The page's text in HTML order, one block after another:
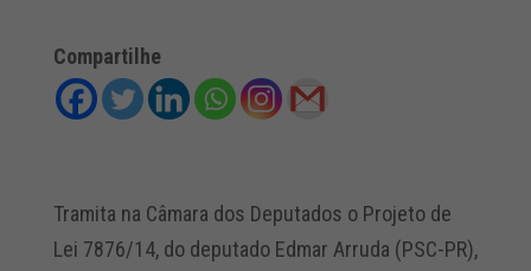
Compartilhe
Tramita na Câmara dos Deputados o Projeto de
Lei 7876/14, do deputado Edmar Arruda (PSC-PR),